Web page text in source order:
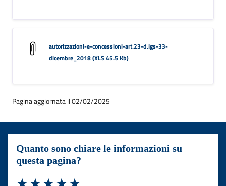
autorizzazioni-e-concessioni-art.23-d.lgs-33-
dicembre_2018 (XLS 45.5 Kb)
Pagina aggiornata il 02/02/2025
Quanto sono chiare le informazioni su
questa pagina?